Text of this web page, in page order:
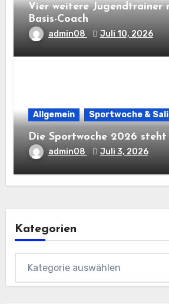
Vier weitere Jugendtrainer
Basis-Coach
admin08 Juli 10, 2026
Allgemein Sportwoche &
Die Sportwoche 2026
admin08 Juli 3, 2026
Kategorien